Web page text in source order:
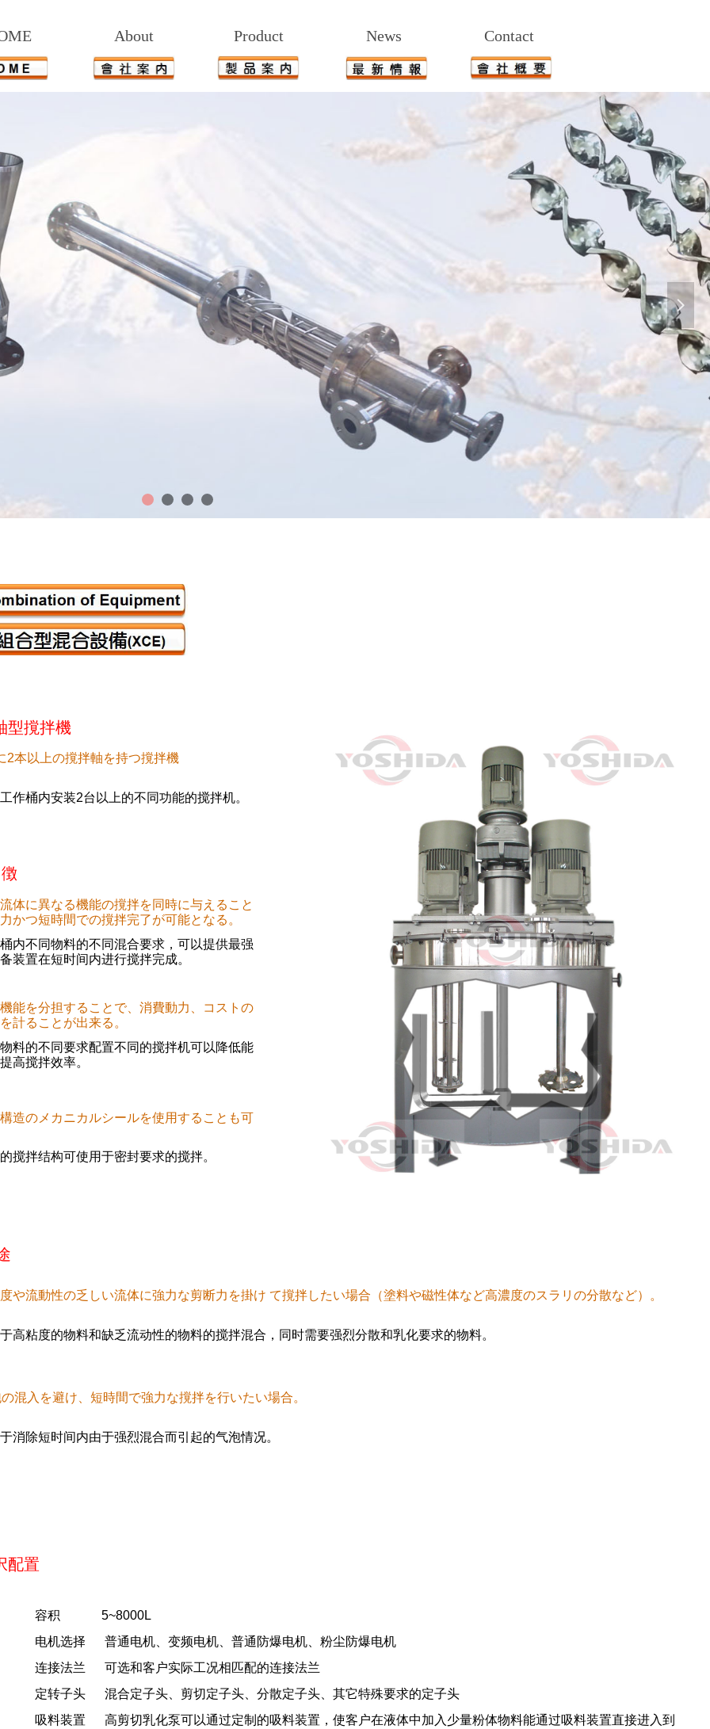
About Product News Contact
넲
型撹拌機
2本以上の撹拌軸を持つ撹拌機
作桶内安装2台以上的不同功能的搅拌机。
能を分担することで、消費動力、コストの
計ることが出来る。
高粘度的物料和缺乏流动性的物料的搅拌混合，同时需要强烈分散和乳化要求的物料。
や流動性の乏しい流体に強力な剪断力を掛け て撹拌したい場合（塗料や磁性体など高濃度のスラリの分散など）。
料的不同要求配置不同的搅拌机可以降低能
高搅拌效率。
搅拌结构可使用于密封要求的搅拌。
内不同物料的不同混合要求，可以提供最强
装置在短时间内进行搅拌完成。
体に異なる機能の撹拌を同時に与えること
かつ短時間での撹拌完了が可能となる。
造のメカニカルシールを使用することも可
配置
混入を避け、短時間で強力な撹拌を行いたい場合。
容积 5~8000L
电机选择 普通电机、变频电机、普通防爆电机、粉尘防爆电机
连接法兰 可选和客户实际工况相匹配的连接法兰
定转子头 混合定子头、剪切定子头、分散定子头、其它特殊要求的定子头
吸料装置 高剪切乳化泵可以通过定制的吸料装置，使客户在液体中加入少量粉体物料能通过吸料装置直接进入到
消除短时间内由于强烈混合而引起的气泡情况。